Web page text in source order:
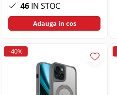
Moto E20
Huse si protectii pentru Motorola
Moto E20S
Moto E22
Huse si protectii pentru Motorola
Huse si protectii pentru Motorola
46 IN STOC
Adauga in cos
-40%